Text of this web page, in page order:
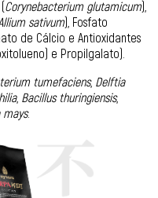
Corynebacterium glutamicum),
sativum), Fosfato
de Cálcio e Antioxidantes
e Propilgalato).
tumefaciens, Delftia
, Bacillus thuringiensis,
mays.